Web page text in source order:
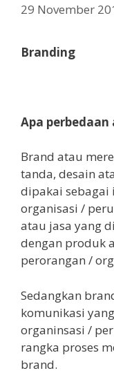
29 November
Branding
Apa
Brand atau
tanda, desain
dipakai sebagai
organisasi /
atau jasa yang
dengan produk
perorangan /
Sedangkan
komunikasi
organinsasi /
rangka proses
brand.